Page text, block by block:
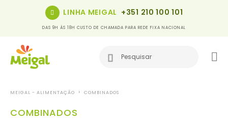
LINHA MEIGAL +351 210 100 101
DAS 9H ÀS 18H CUSTO DE CHAMADA PARA REDE FIXA NACIONAL
MEIGAL - ALIMENTAÇÃO COMBINADOS
COMBINADOS